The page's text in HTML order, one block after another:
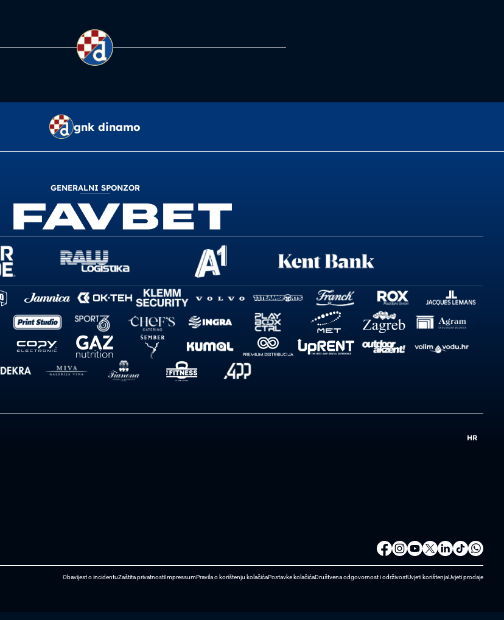
gnk dinamo
GENERALNI SPONZOR
HR
Obavijest o incidentuZaštita privatnostiImpressumPravila o korištenju kolačićaPostavke kolačićaDruštvena odgovornost i održivostUvjeti korištenjaUvjeti prodaje